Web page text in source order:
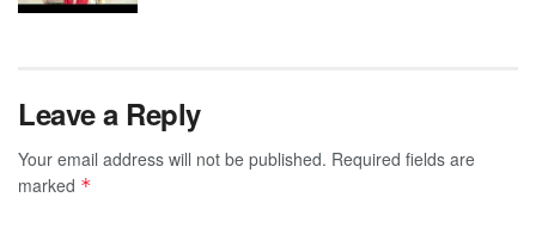
Leave a Reply
Your email address will not be published. Required fields are
marked *